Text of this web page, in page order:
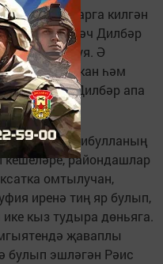
Кызын сорарга килгән
күргәч Дилбәр
дип куя. Ә
иң яраткан һәм
әверелә Дилбәр апа
белән Нәсибулланың
кешеләре, райондашлар
омтылучан,
иренә тиң яр булып,
кыз тудыра дөньяга.
җаваплы
булып эшләгән Рәис